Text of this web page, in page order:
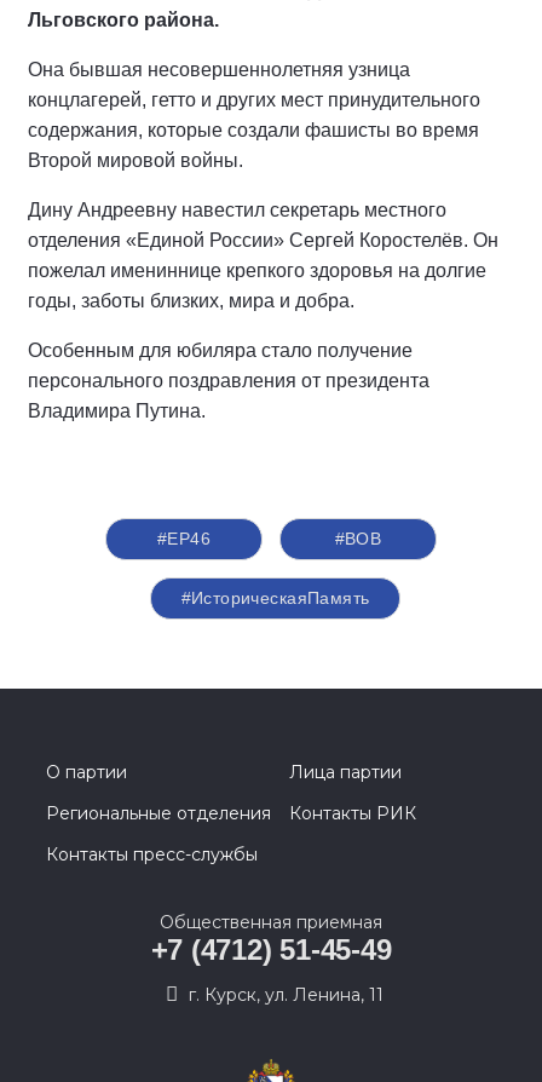
Льговского района.
Она бывшая несовершеннолетняя узница
концлагерей, гетто и других мест принудительного
содержания, которые создали фашисты во время
Второй мировой войны.
Дину Андреевну навестил секретарь местного
отделения «Единой России» Сергей Коростелёв. Он
пожелал имениннице крепкого здоровья на долгие
годы, заботы близких, мира и добра.
Особенным для юбиляра стало получение
персонального поздравления от президента
Владимира Путина.
#ЕР46 #ВОВ
#ИсторическаяПамять
О партии
Лица партии
Региональные отделения
Контакты РИК
Контакты пресс-службы
Общественная приемная
+7 (4712) 51-45-49
г. Курск, ул. Ленина, 11